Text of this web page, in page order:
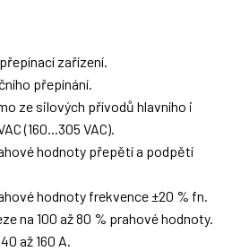
zařízení.
přepínání.
ze silových přívodů hlavního i
(160...305 VAC).
hodnoty přepětí a podpětí
hodnoty frekvence ±20 % fn.
na 100 až 80 % prahové hodnoty.
až 160 A.